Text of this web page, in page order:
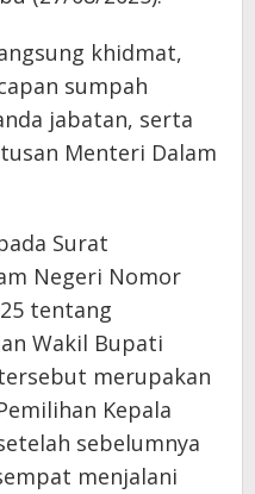
khidmat,
sumpah
jabatan, serta
Menteri Dalam
Surat
Negeri Nomor
tentang
Wakil Bupati
merupakan
Kepala
sebelumnya
menjalani